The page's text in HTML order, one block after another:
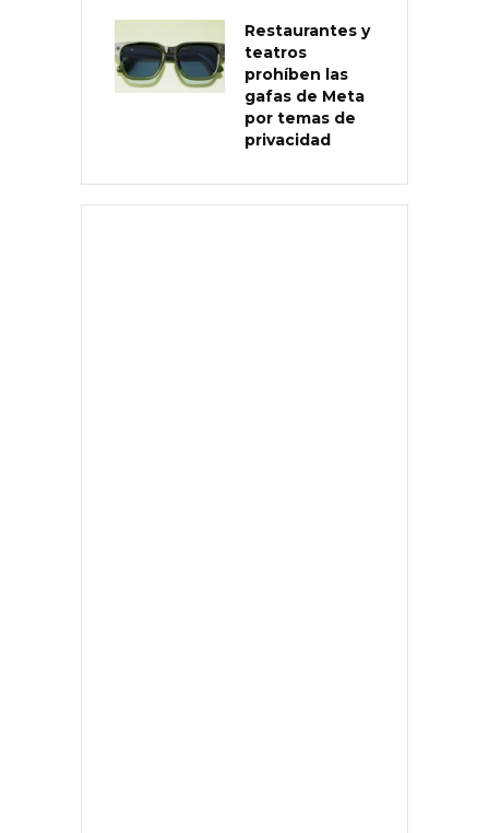
Restaurantes y
teatros
prohíben las
gafas de Meta
por temas de
privacidad